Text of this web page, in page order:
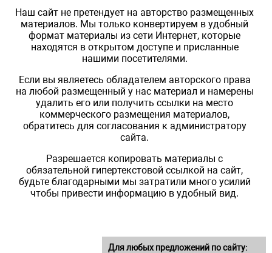
Наш сайт не претендует на авторство размещенных
материалов. Мы только конвертируем в удобный
формат материалы из сети Интернет, которые
находятся в открытом доступе и присланные
нашими посетителями.
Если вы являетесь обладателем авторского права
на любой размещенный у нас материал и намерены
удалить его или получить ссылки на место
коммерческого размещения материалов,
обратитесь для согласования к администратору
сайта.
Разрешается копировать материалы с
обязательной гипертекстовой ссылкой на сайт,
будьте благодарными мы затратили много усилий
чтобы привести информацию в удобный вид.
Для любых предложений по сайту: